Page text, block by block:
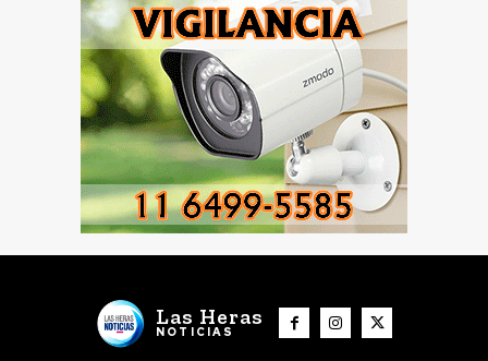
Las Heras
NOTICIAS